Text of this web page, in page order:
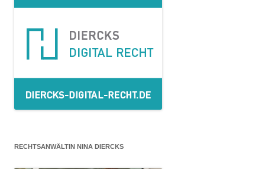
RECHTSANWÄLTIN NINA DIERCKS